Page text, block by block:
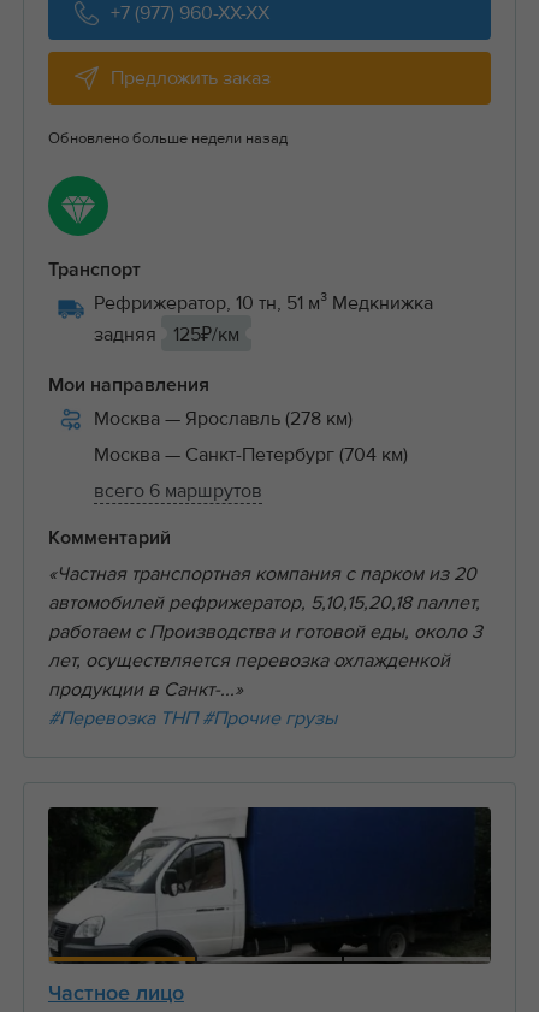
+7 (977) 960-XX-XX
Предложить заказ
Обновлено больше недели назад
Транспорт
Рефрижератор, 10 тн, 51 м³ Медкнижка
задняя
125₽/км
Мои направления
Москва — Ярославль (278 км)
Москва — Санкт-Петербург (704 км)
всего 6 маршрутов
Комментарий
«Частная транспортная компания с парком из 20
автомобилей рефрижератор, 5,10,15,20,18 паллет,
работаем с Производства и готовой еды, около 3
лет, осуществляется перевозка охлажденкой
продукции в Санкт-...»
#Перевозка ТНП #Прочие грузы
Частное лицо